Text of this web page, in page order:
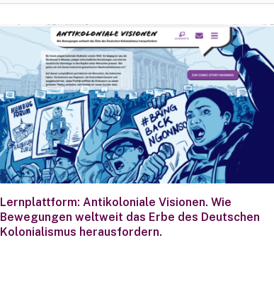
Lernplattform: Antikoloniale Visionen. Wie
Bewegungen weltweit das Erbe des Deutschen
Kolonialismus herausfordern.